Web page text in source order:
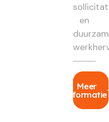
en
Meer
informatie